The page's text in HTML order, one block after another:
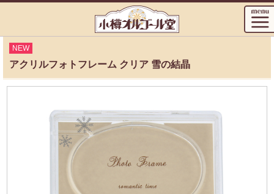
NEW
アクリルフォトフレーム クリア 雪の結晶